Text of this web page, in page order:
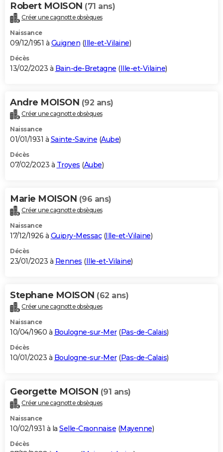
Robert MOISON (71 ans)
Créer une cagnotte obsèques
Naissance
09/12/1951 à Guignen (Ille-et-Vilaine)
Décès
13/02/2023 à Bain-de-Bretagne (Ille-et-Vilaine)
Andre MOISON (92 ans)
Créer une cagnotte obsèques
Naissance
01/01/1931 à Sainte-Savine (Aube)
Décès
07/02/2023 à Troyes (Aube)
Marie MOISON (96 ans)
Créer une cagnotte obsèques
Naissance
17/12/1926 à Guipry-Messac(Ille-et-Vilaine)
Décès
23/01/2023 à Rennes (Ille-et-Vilaine)
Stephane MOISON (62 ans)
Créer une cagnotte obsèques
Naissance
10/04/1960 à Boulogne-sur-Mer(Pas-de-Calais)
Décès
10/01/2023 à Boulogne-sur-Mer(Pas-de-Calais)
Georgette MOISON (91 ans)
Créer une cagnotte obsèques
Naissance
10/02/1931 à la Selle-Craonnaise (Mayenne)
Décès